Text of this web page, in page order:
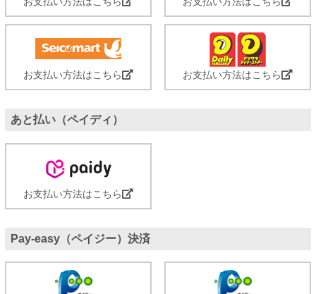
お支払い方法はこちら お支払い方法はこちら
あと払い（ペイディ）
お支払い方法はこちら
Pay-easy（ペイジー）決済